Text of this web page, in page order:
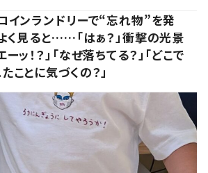
インランドリーで“忘れ物”を発
く見ると……「はぁ？」衝撃の光景
ーッ！？」「なぜ落ちてる？」「どこで
ことに気づくの？」